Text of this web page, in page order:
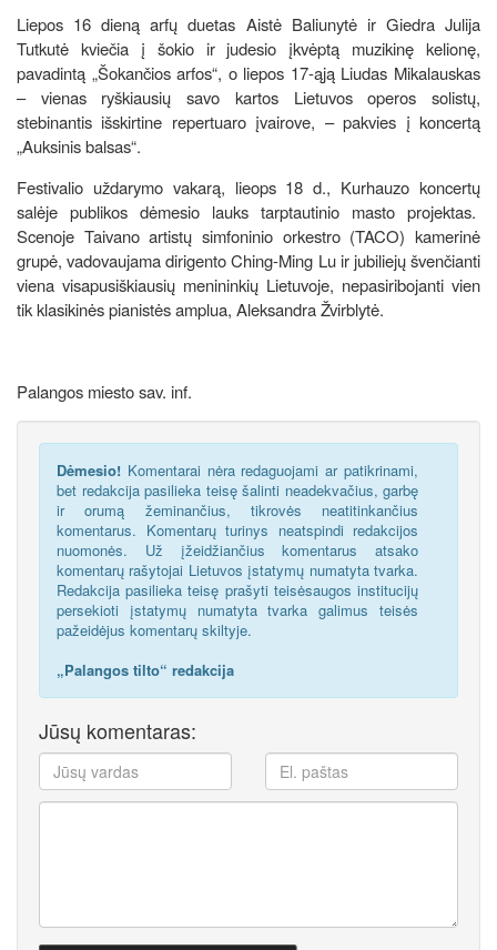
Liepos 16 dieną arfų duetas Aistė Baliunytė ir Giedra Julija
Tutkutė kviečia į šokio ir judesio įkvėptą muzikinę kelionę,
pavadintą „Šokančios arfos“, o liepos 17-ąją Liudas Mikalauskas
– vienas ryškiausių savo kartos Lietuvos operos solistų,
stebinantis išskirtine repertuaro įvairove, – pakvies į koncertą
„Auksinis balsas“.
Festivalio uždarymo vakarą, lieops 18 d., Kurhauzo koncertų
salėje publikos dėmesio lauks tarptautinio masto projektas.
Scenoje Taivano artistų simfoninio orkestro (TACO) kamerinė
grupė, vadovaujama dirigento Ching-Ming Lu ir jubiliejų švenčianti
viena visapusiškiausių menininkių Lietuvoje, nepasiribojanti vien
tik klasikinės pianistės amplua, Aleksandra Žvirblytė.
Palangos miesto sav. inf.
Dėmesio! Komentarai nėra redaguojami ar patikrinami,
bet redakcija pasilieka teisę šalinti neadekvačius, garbę
ir orumą žeminančius, tikrovės neatitinkančius
komentarus. Komentarų turinys neatspindi redakcijos
nuomonės. Už įžeidžiančius komentarus atsako
komentarų rašytojai Lietuvos įstatymų numatyta tvarka.
Redakcija pasilieka teisę prašyti teisėsaugos institucijų
persekioti įstatymų numatyta tvarka galimus teisės
pažeidėjus komentarų skiltyje.
„Palangos tilto“ redakcija
Jūsų komentaras: